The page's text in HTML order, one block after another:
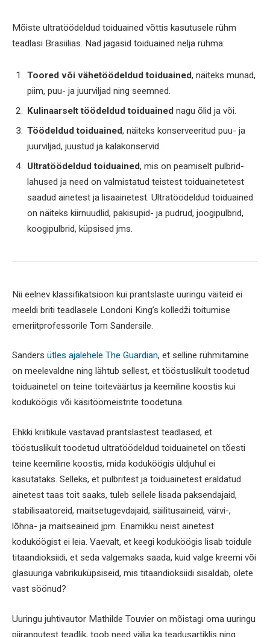
Mõiste ultratöödeldud toiduained võttis kasutusele rühm
teadlasi Brasiilias. Nad jagasid toiduained nelja rühma:
Toored või vähetöödeldud toiduained, näiteks munad,
piim, puu- ja juurviljad ning seemned.
Kulinaarselt töödeldud toiduained nagu õlid ja või.
Töödeldud toiduained, näiteks konserveeritud puu- ja
juurviljad, juustud ja kalakonservid.
Ultratöödeldud toiduained, mis on peamiselt pulbrid-
lahused ja need on valmistatud teistest toiduainetetest
saadud ainetest ja lisaainetest. Ultratöödeldud toiduained
on näiteks kiirnuudlid, pakisupid- ja pudrud, joogipulbrid,
koogipulbrid, küpsised jms.
Nii eelnev klassifikatsioon kui prantslaste uuringu väiteid ei
meeldi briti teadlasele Londoni King’s kolledži toitumise
emeriitprofessorile Tom Sandersile.
Sanders ütles ajalehele The Guardian, et selline rühmitamine
on meelevaldne ning lähtub sellest, et tööstuslikult toodetud
toiduainetel on teine toiteväärtus ja keemiline koostis kui
koduköögis või käsitöömeistrite toodetuna.
Ehkki kriitikule vastavad prantslastest teadlased, et
tööstuslikult toodetud ultratöödeldud toiduainetel on tõesti
teine keemiline koostis, mida koduköögis üldjuhul ei
kasutataks. Selleks, et pulbritest ja toiduainetest eraldatud
ainetest taas toit saaks, tuleb sellele lisada paksendajaid,
stabilisaatoreid, maitsetugevdajaid, säilitusaineid, värvi-,
lõhna- ja maitseaineid jpm. Enamikku neist ainetest
koduköögist ei leia. Vaevalt, et keegi koduköögis lisab toidule
titaandioksiidi, et seda valgemaks saada, kuid valge kreemi või
glasuuriga vabrikuküpsiseid, mis titaandioksiidi sisaldab, olete
vast söönud?
Uuringu juhtivautor Mathilde Touvier on mõistagi oma uuringu
piirangutest teadlik, toob need välja ka teadusartiklis ning